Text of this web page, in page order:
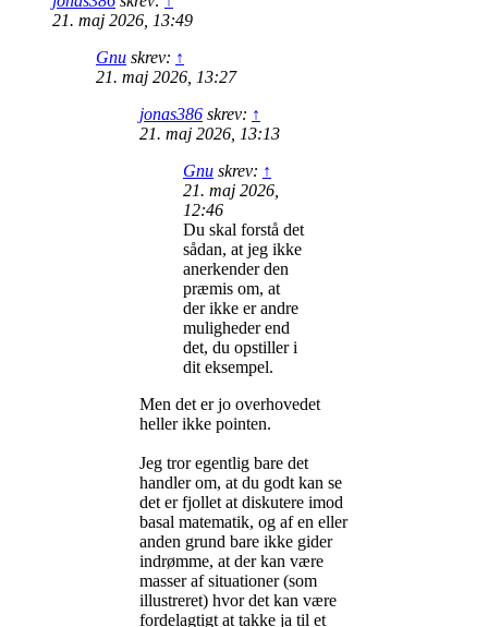
21. maj 2026, 13:49
Gnu skrev: ↑
21. maj 2026, 13:27
jonas386 skrev: ↑
21. maj 2026, 13:13
Gnu skrev: ↑
21. maj 2026,
12:46
Du skal forstå det
sådan, at jeg ikke
anerkender den
præmis om, at
der ikke er andre
muligheder end
det, du opstiller i
dit eksempel.
Men det er jo overhovedet
heller ikke pointen.
Jeg tror egentlig bare det
handler om, at du godt kan se
det er fjollet at diskutere imod
basal matematik, og af en eller
anden grund bare ikke gider
indrømme, at der kan være
masser af situationer (som
illustreret) hvor det kan være
fordelagtigt at takke ja til et